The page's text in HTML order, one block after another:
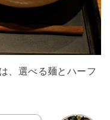
、選べる麺とハーフ